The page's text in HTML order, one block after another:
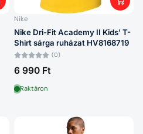
Nike
Nike Dri-Fit Academy II Kids' T-
Shirt sárga ruházat HV8168719
(0)
6 990 Ft
Raktáron